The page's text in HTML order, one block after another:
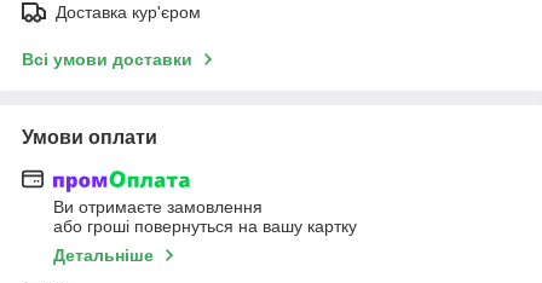
Доставка кур'єром
Всі умови доставки
Умови оплати
Ви отримаєте замовлення
або гроші повернуться на вашу картку
Детальніше